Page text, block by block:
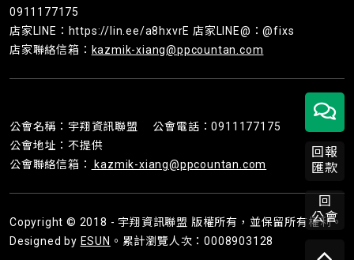
0911177175
店家LINE：https://lin.ee/a8hxvrE 店家LINE@：@fixs
店家聯絡信箱： kazmik-xiang@ppcountan.com
公會名稱：宇翔資訊聯盟 公會電話：0911177175
公會地址：不提供
公會聯絡信箱：
kazmik-xiang@ppcountan.com
Copyright © 2018 - 宇翔資訊聯盟 版權所有，並保留所有權利。
Designed by ESUN 。累計瀏覽人次：0008903128
回報
匯款
回
公會